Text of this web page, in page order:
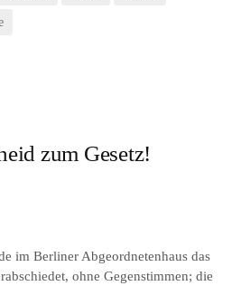
zum Gesetz!
im Berliner Abgeordnetenhaus das
ohne Gegenstimmen; die